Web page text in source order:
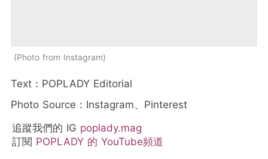
Photo from Instagram
Text：POPLADY Editorial
Photo Source：Instagram、Pinterest
追蹤我們的 IG poplady.mag
訂閱 POPLADY 的 YouTube頻道